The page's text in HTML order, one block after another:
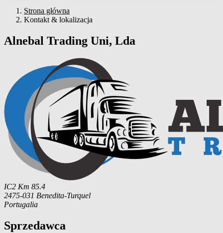
Strona główna
Kontakt & lokalizacja
Alnebal Trading Uni, Lda
IC2 Km 85.4
2475-031 Benedita-Turquel
Portugalia
Sprzedawca